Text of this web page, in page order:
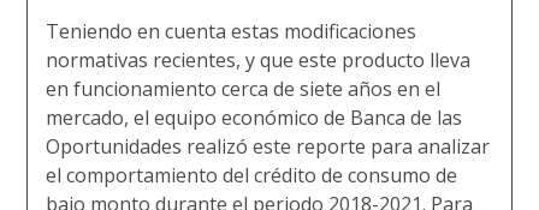
Teniendo en cuenta estas modificaciones
normativas recientes, y que este producto lleva
en funcionamiento cerca de siete años en el
mercado, el equipo económico de Banca de las
Oportunidades realizó este reporte para analizar
el comportamiento del crédito de consumo de
bajo monto durante el periodo 2018-2021. Para